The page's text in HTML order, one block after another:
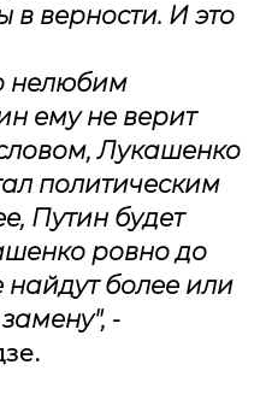
в верности. И это
нелюбим
ему не верит
Лукашенко
политическим
Путин будет
ровно до
найдут более или
", -